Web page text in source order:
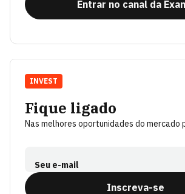
Entrar no canal da
Fique ligado
Nas melhores oportunidades do mercado
Seu e-mail
Inscreva-se
INVEST